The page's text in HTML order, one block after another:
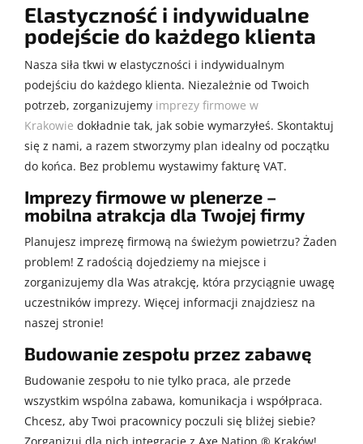
Elastyczność i indywidualne
podejście do każdego klienta
Nasza siła tkwi w elastyczności i indywidualnym
podejściu do każdego klienta. Niezależnie od Twoich
potrzeb, zorganizujemy imprezy firmowe w
Krakowie dokładnie tak, jak sobie wymarzyłeś. Skontaktuj
się z nami, a razem stworzymy plan idealny od początku
do końca. Bez problemu wystawimy fakturę VAT.
Imprezy firmowe w plenerze –
mobilna atrakcja dla Twojej firmy
Planujesz imprezę firmową na świeżym powietrzu? Żaden
problem! Z radością dojedziemy na miejsce i
zorganizujemy dla Was atrakcję, która przyciągnie uwagę
uczestników imprezy. Więcej informacji znajdziesz na
naszej stronie!
Budowanie zespołu przez zabawę
Budowanie zespołu to nie tylko praca, ale przede
wszystkim wspólna zabawa, komunikacja i współpraca.
Chcesz, aby Twoi pracownicy poczuli się bliżej siebie?
Zorganizuj dla nich integrację z Axe Nation ® Kraków!